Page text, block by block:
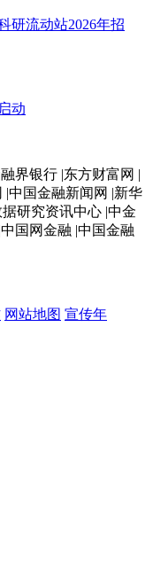
研流动站2026年招
动
界银行 |东方财富网 |
|中国金融新闻网 |新华
研究资讯中心 |中金
国网金融 |中国金融
网站地图 宣传年